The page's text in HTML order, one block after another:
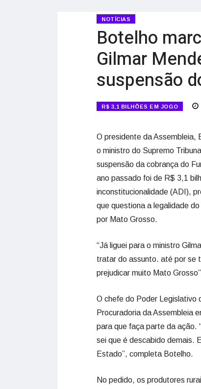
NOTÍCIAS
Botelho
Gilmar
suspensão
R$ 3,1 BILHÕES EM JOGO
O presidente da Assembleia,
o ministro do Supremo
suspensão da cobrança do
ano passado foi de R$ 3,1
inconstitucionalidade (ADI),
que questiona a legalidade
por Mato Grosso.
“Já liguei para o ministro
tratar do assunto. até por se
prejudicar muito Mato
O chefe do Poder Legislativo
Procuradoria da Assembleia
para que faça parte da ação.
sei que é descabido demais.
Estado”, completa Botelho.
No pedido, os produtores